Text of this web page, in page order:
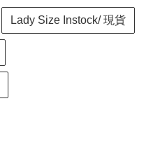
Lady Size Instock/ 現貨